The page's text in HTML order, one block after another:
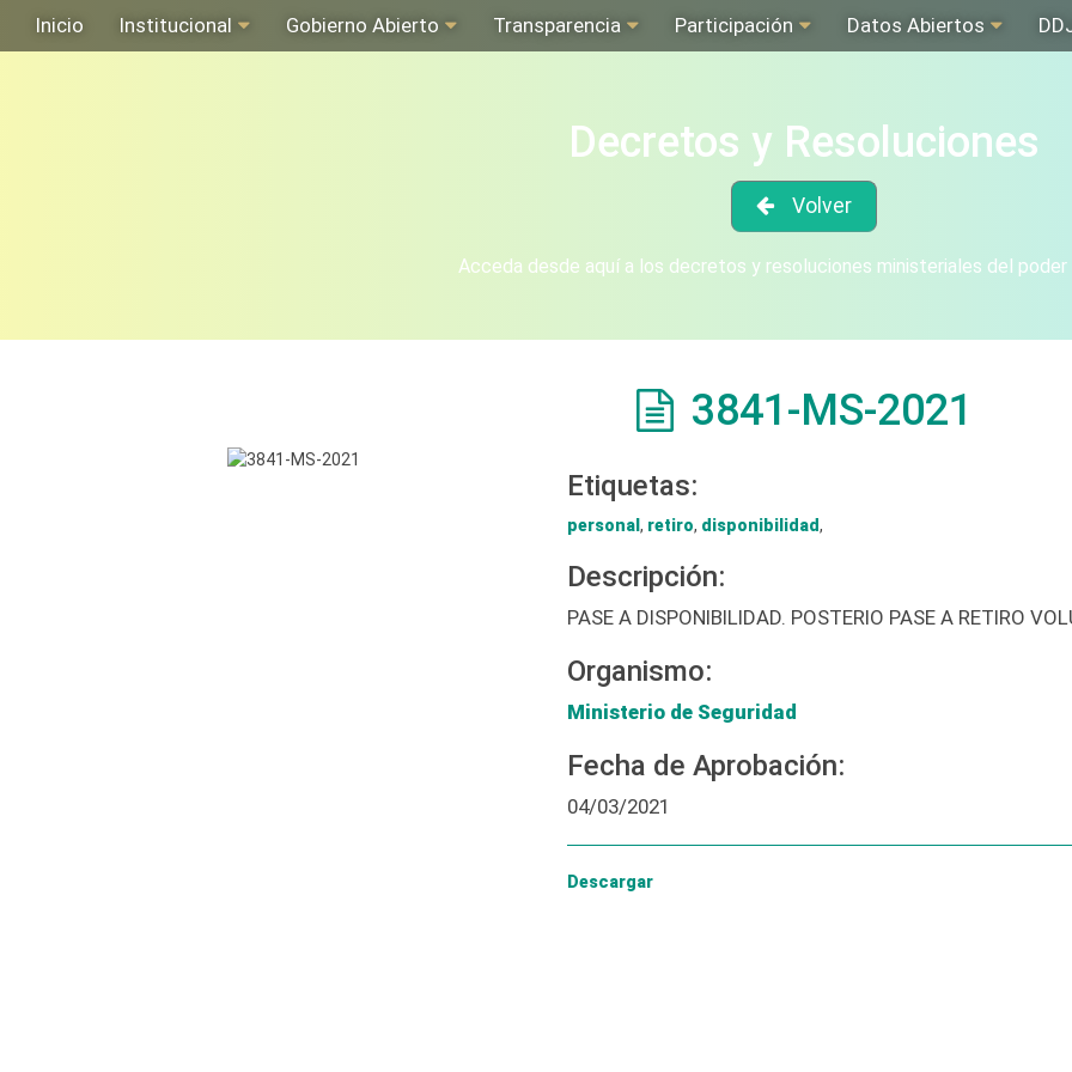
Inicio Institucional Gobierno Abierto Transparencia Participación Datos Abiertos
Decretos y Resoluciones
Volver
Acceda desde aquí a los decretos y resoluciones ministeriales del
3841-MS-2021
Etiquetas:
personal , retiro, disponibilidad,
Descripción:
PASE A DISPONIBILIDAD. POSTERIO PASE A RETIRO
Organismo:
Ministerio de Seguridad
Fecha de Aprobación:
04/03/2021
Descargar